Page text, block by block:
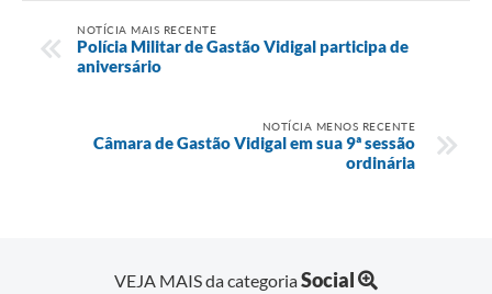
NOTÍCIA MAIS RECENTE
Polícia Militar de Gastão Vidigal participa de
aniversário
NOTÍCIA MENOS RECENTE
Câmara de Gastão Vidigal em sua 9ª sessão
ordinária
VEJA MAIS da categoriaSocial